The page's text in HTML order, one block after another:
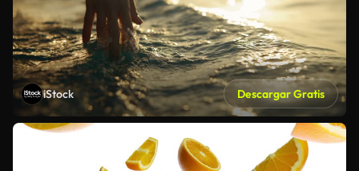
iStock Descargar Gratis